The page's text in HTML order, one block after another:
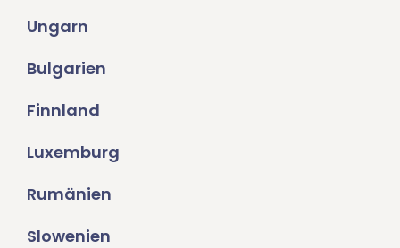
Ungarn
Bulgarien
Finnland
Luxemburg
Rumänien
Slowenien